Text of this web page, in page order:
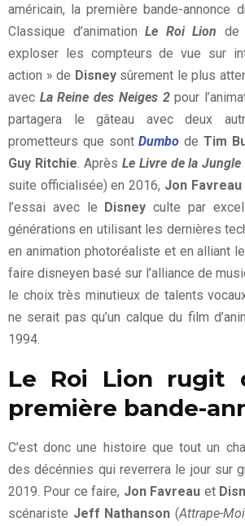
américain, la première bande-annonce
Classique d’animation Le Roi Lion de
exploser les compteurs de vue sur
action » de Disneysûrement le plus
avec La Reine des Neiges 2pour
partagera le gâteau avec deux
prometteurs que sontDumbo de Tim
Guy Ritchie . Après Le Livre de la Jungle
suite officialisée) en 2016, Jon Favreau
l’essai avec le Disney culte par
générations en utilisant les dernières
en animation photoréaliste et en alliant
faire disneyen basé sur l’alliance de
le choix très minutieux de talents
ne serait pas qu’un calque du film
1994.
Le Roi Lion rugit
première bande-
C’est donc une histoire que tout un
des décénnies qui reverrera le jour sur
2019. Pour ce faire, Jon Favreau et
scénariste Jeff Nathanson (Attrape-